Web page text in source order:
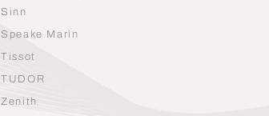
Sinn
Speake Marin
Tissot
TUDOR
Zenith